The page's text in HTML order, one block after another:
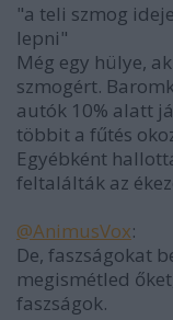
"a teli szmog
lepni"
Még egy hülye,
szmogért.
autók 10% alatt
többit a fűtés
Egyébként
feltalálták az
@AnimusVox:
De, faszságokat
megismétled
faszságok.